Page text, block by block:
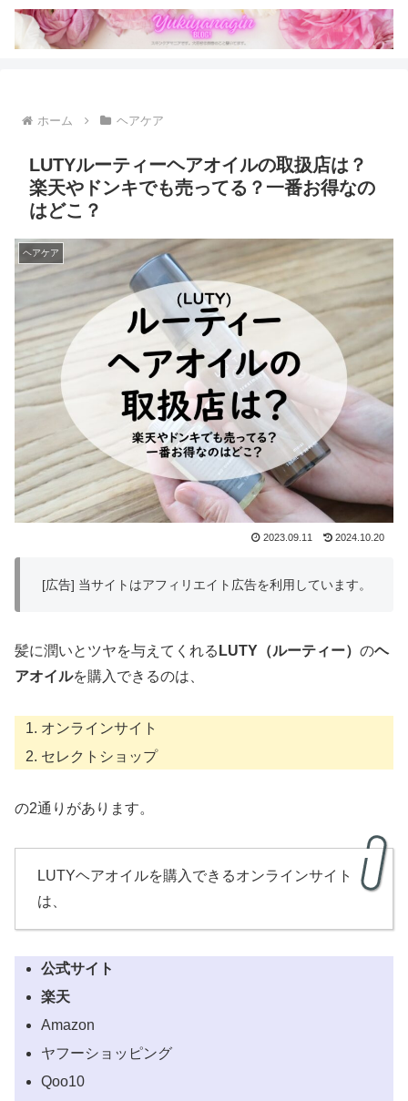
ホーム ヘアケア
LUTYルーティーヘアオイルの取扱店は？
楽天やドンキでも売ってる？一番お得なの
はどこ？
ヘアケア
2023.09.11 2024.10.20
[広告] 当サイトはアフィリエイト広告を利用しています。
髪に潤いとツヤを与えてくれる LUTY（ルーティー） のヘ
アオイルを購入できるのは、
オンラインサイト
セレクトショップ
の2通りがあります。
LUTYヘアオイルを購入できるオンラインサイト
は、
公式サイト
楽天
Amazon
ヤフーショッピング
Qoo10